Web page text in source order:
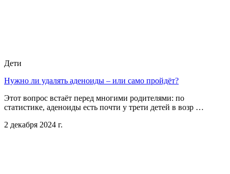
Дети
Нужно ли удалять аденоиды – или само пройдёт?
Этот вопрос встаёт перед многими родителями: по
статистике, аденоиды есть почти у трети детей в возр …
2 декабря 2024 г.